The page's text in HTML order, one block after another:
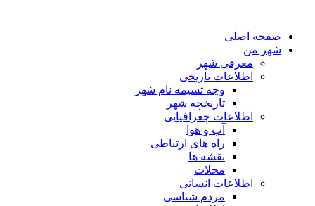
صفحه اصلی
شهر من
معرفی شهر
اطلاعات تاریخی
وجه تسیمه نام شهر
تاریخچه شهر
اطلاعات جغرافیایی
آب و هوا
راه های ارتباطی
نقشه ها
محلات
اطلاعات انسانی
مردم شناسی